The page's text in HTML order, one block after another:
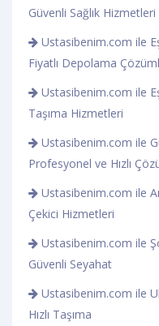
Güvenli Sağlık Hizmetleri
Ustasibenim.com ile
Fiyatlı Depolama
Ustasibenim.com ile
Taşıma Hizmetleri
Ustasibenim.com ile
Profesyonel ve Hızlı
Ustasibenim.com ile
Çekici Hizmetleri
Ustasibenim.com ile
Güvenli Seyahat
Ustasibenim.com ile
Hızlı Taşıma